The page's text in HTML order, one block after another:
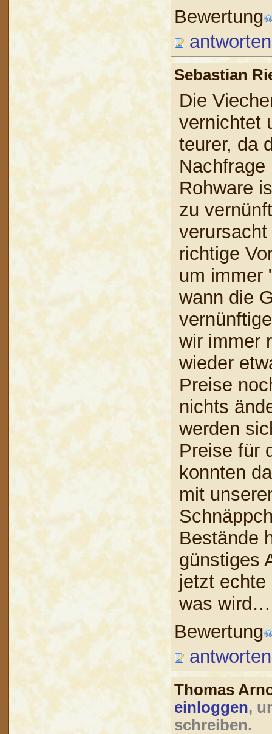
Bewertung
antworten
Sebastian
Die
vernichtet
teurer, da
Rohware
zu
richtige
um immer
wann die
wir immer
wieder
Preise
nichts
werden
Preise für
konnten
mit
Bestände
günstiges
jetzt
was wird…
Bewertung
antworten
Thomas
einloggen,
schreiben.